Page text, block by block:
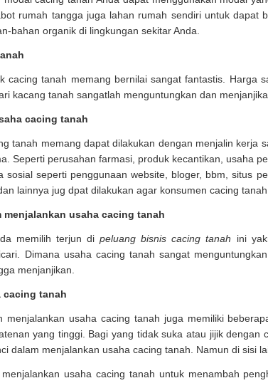
rumah tangga juga lahan rumah sendiri untuk
bahan organik di lingkungan sekitar Anda.
cacing tanah memang bernilai sangat fantastis. Harga
kacang tanah sangatlah menguntungkan dan
cacing tanah
tanah memang dapat dilakukan dengan menjalin
Seperti perusahan farmasi, produk kecantikan, usaha
sosial seperti penggunaan website, bloger, bbm, situs
lainnya jug dpat dilakukan agar konsumen cacing
menjalankan usaha cacing tanah
memilih terjun dipeluang bisnis cacing tanah ini
Dimana usaha cacing tanah sangat
menjanjikan.
cacing tanah
menjalankan usaha cacing tanah juga memiliki
yang tinggi. Bagi yang tidak suka atau jijik
dalam menjalankan usaha cacing tanah. Namun di sisi
usaha cacing tanah untuk menambah